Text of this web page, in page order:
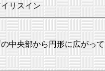
リスイン
中央部から円形に広がって